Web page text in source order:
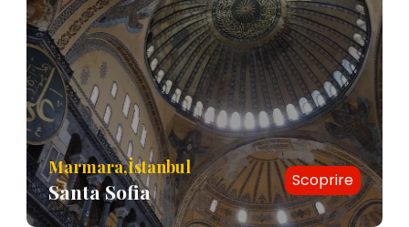
Marmara,İstanbul
Santa Sofia Scoprire